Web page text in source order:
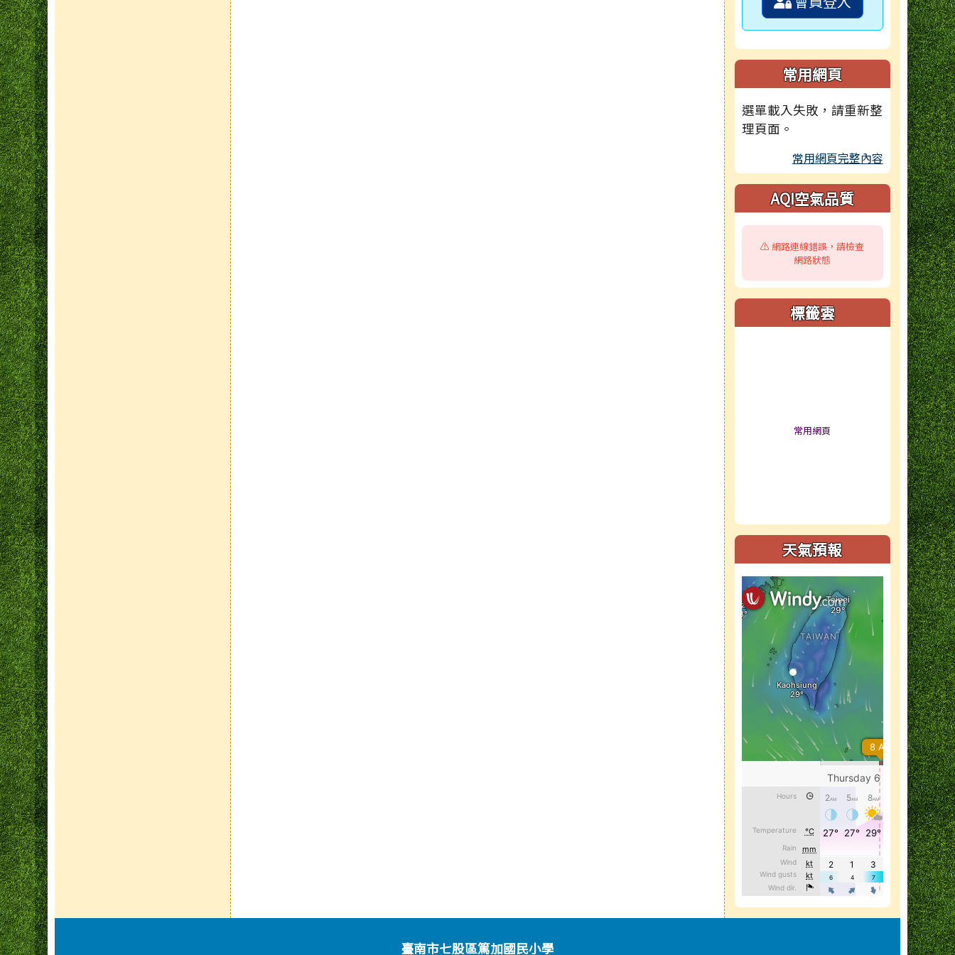
常用網頁
選單載入失敗，請重新整
理頁面。
常用網頁完整內容
AQI空氣品質
⚠️ 網路連線錯誤，請檢查
網路狀態
標籤雲
常用網頁
天氣預報
臺南市七股區篤加國民小學